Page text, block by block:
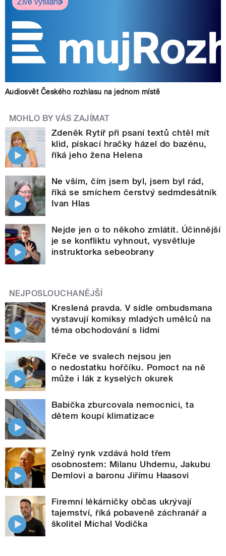
Audiosvět Českého rozhlasu na jednom místě
MOHLO BY VÁS ZAJÍMAT
Zdeněk Rytíř při psaní textů chtěl mít
klid, pískací hračky házel do bazénu,
říká jeho žena Helena
Ne vším, čím jsem byl, jsem byl rád,
říká se smíchem čerstvý sedmdesátník
Ivan Hlas
Nejde jen o to někoho zmlátit. Účinnější
je se konfliktu vyhnout, vysvětluje
instruktorka sebeobrany
NEJPOSLOUCHANĚJŠÍ
Kreslená pravda. V sídle ombudsmana
vystavují komiksy mladých umělců na
téma obchodování s lidmi
Křeče ve svalech nejsou jen
o nedostatku hořčíku. Pomoct na ně
může i lák z kyselých okurek
Babička zburcovala nemocnici, ta
dětem koupí klimatizace
Zelný rynk vzdává hold třem
osobnostem: Milanu Uhdemu, Jakubu
Demlovi a baronu Jiřímu Haasovi
Firemní lékárničky občas ukrývají
tajemství, říká pobaveně záchranář a
školitel Michal Vodička